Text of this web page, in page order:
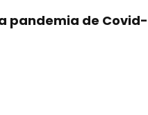
pandemia de Covid-